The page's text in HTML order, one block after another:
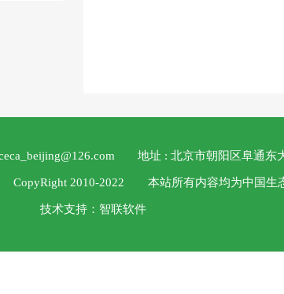
地址 : 北京市朝阳区阜通东
2010-2022 本站所有内容均为中国生态
技术支持： 智联软件